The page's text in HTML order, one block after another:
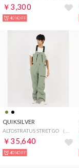
￥3,300
40%OFF
QUIKSILVER
￥35,640
40%OFF